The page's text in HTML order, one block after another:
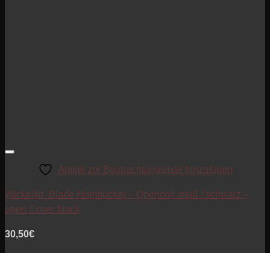
Artikel zur Beobachtungsliste hinzufügen
Wickelkit -Blade Humbucker – Opencoil weiß / schwarz –
open Cover black
30,50€